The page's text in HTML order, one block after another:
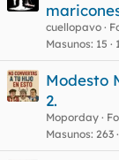
cuellopavo
Masunos 15
Modesto
2.
Moporday
Masunos 263